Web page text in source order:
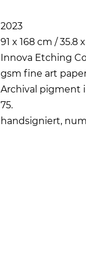
2023
91 x 168 cm / 35.8
Innova Etching
gsm fine art
Archival pigment
75.
handsigniert,